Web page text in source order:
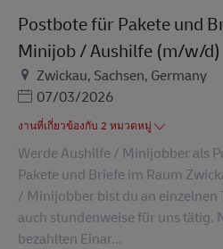
Postbote für Pakete und
Minijob / Aushilfe (m/w/d)
สถานที่
Zwickau, Sachsen, Germany
Posted Date
07/03/2026
งานที่เกี่ยวข้องกับ 2 หมวดหมู่
Werde Aushilfe / Minijobber als
Pakete und Briefe im Raum
/ Minijobber bist du an einzelnen
auch stundenweise für uns tätig.
bezahlten Einar...